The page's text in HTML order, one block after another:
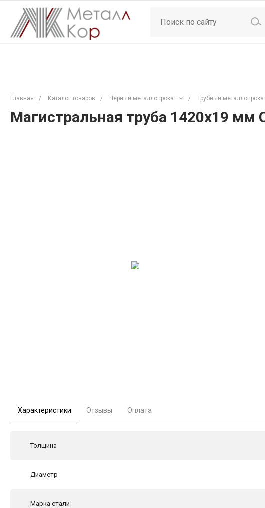
Главная / Каталог товаров / Черный металлопрокат / Трубный
Магистральная труба 1420х19
Характеристики Отзывы Оплата
Толщина
Диаметр
Марка стали